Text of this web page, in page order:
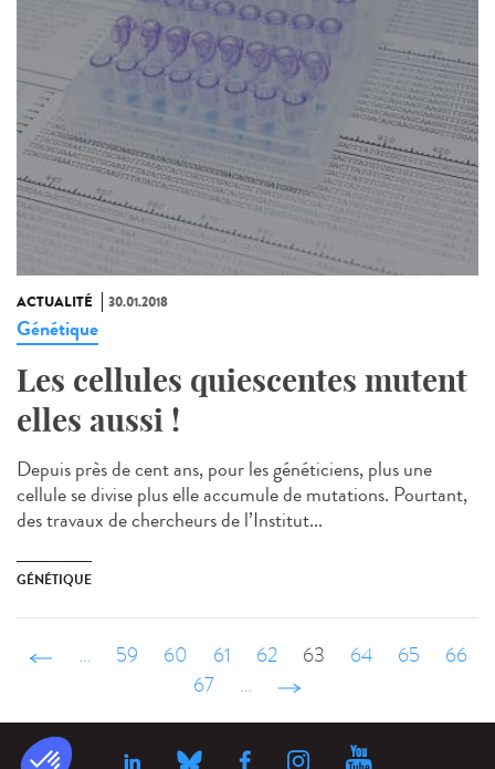
ACTUALITÉ 30.01.2018
Génétique
Les cellules quiescentes mutent
elles aussi !
Depuis près de cent ans, pour les généticiens, plus une
cellule se divise plus elle accumule de mutations. Pourtant,
des travaux de chercheurs de l’Institut...
GÉNÉTIQUE
‹ précédent
… 59 60 61 62 63 64 65
66
67
… suivant ›